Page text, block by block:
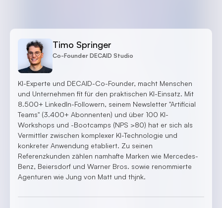
Timo Springer
Co-Founder DECAID Studio
KI-Experte und DECAID-Co-Founder, macht Menschen
und Unternehmen fit für den praktischen KI-Einsatz. Mit
8.500+ LinkedIn-Followern, seinem Newsletter "Artificial
Teams" (3.400+ Abonnenten) und über 100 KI-
Workshops und -Bootcamps (NPS >80) hat er sich als
Vermittler zwischen komplexer KI-Technologie und
konkreter Anwendung etabliert. Zu seinen
Referenzkunden zählen namhafte Marken wie Mercedes-
Benz, Beiersdorf und Warner Bros. sowie renommierte
Agenturen wie Jung von Matt und thjnk.